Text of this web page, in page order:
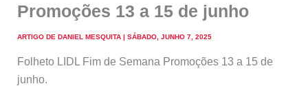
Promoções 13 a 15 de junho
ARTIGO DE DANIEL MESQUITA | SÁBADO, JUNHO 7, 2025
Folheto LIDL Fim de Semana Promoções 13 a 15 de
junho.